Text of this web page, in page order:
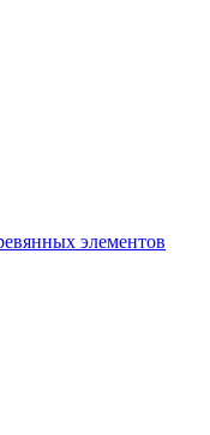
элементов